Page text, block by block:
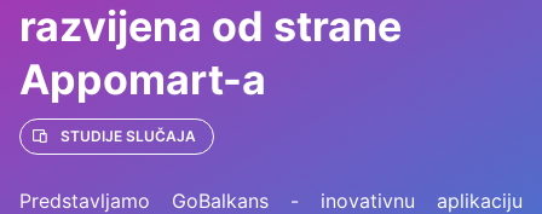
razvijena od strane
Appomart-a
STUDIJE SLUČAJA
Predstavljamo GoBalkans - inovativnu aplikaciju